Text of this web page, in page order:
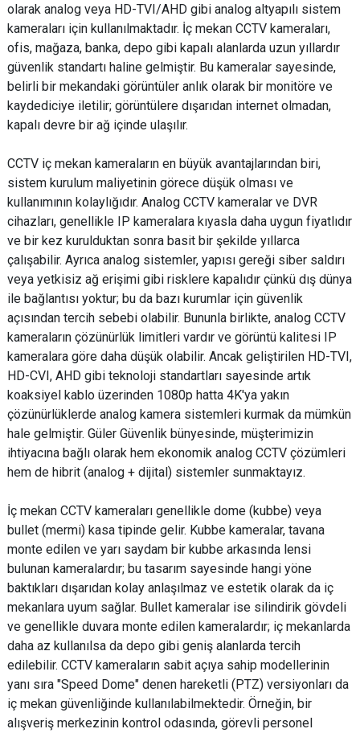
olarak analog veya HD-TVI/AHD gibi analog altyapılı sistem
kameraları için kullanılmaktadır. İç mekan CCTV kameraları,
ofis, mağaza, banka, depo gibi kapalı alanlarda uzun yıllardır
güvenlik standartı haline gelmiştir. Bu kameralar sayesinde,
belirli bir mekandaki görüntüler anlık olarak bir monitöre ve
kaydediciye iletilir; görüntülere dışarıdan internet olmadan,
kapalı devre bir ağ içinde ulaşılır.
CCTV iç mekan kameraların en büyük avantajlarından biri,
sistem kurulum maliyetinin görece düşük olması ve
kullanımının kolaylığıdır. Analog CCTV kameralar ve DVR
cihazları, genellikle IP kameralara kıyasla daha uygun fiyatlıdır
ve bir kez kurulduktan sonra basit bir şekilde yıllarca
çalışabilir. Ayrıca analog sistemler, yapısı gereği siber saldırı
veya yetkisiz ağ erişimi gibi risklere kapalıdır çünkü dış dünya
ile bağlantısı yoktur; bu da bazı kurumlar için güvenlik
açısından tercih sebebi olabilir. Bununla birlikte, analog CCTV
kameraların çözünürlük limitleri vardır ve görüntü kalitesi IP
kameralara göre daha düşük olabilir. Ancak geliştirilen HD-TVI,
HD-CVI, AHD gibi teknoloji standartları sayesinde artık
koaksiyel kablo üzerinden 1080p hatta 4K'ya yakın
çözünürlüklerde analog kamera sistemleri kurmak da mümkün
hale gelmiştir. Güler Güvenlik bünyesinde, müşterimizin
ihtiyacına bağlı olarak hem ekonomik analog CCTV çözümleri
hem de hibrit (analog + dijital) sistemler sunmaktayız.
İç mekan CCTV kameraları genellikle dome (kubbe) veya
bullet (mermi) kasa tipinde gelir. Kubbe kameralar, tavana
monte edilen ve yarı saydam bir kubbe arkasında lensi
bulunan kameralardır; bu tasarım sayesinde hangi yöne
baktıkları dışarıdan kolay anlaşılmaz ve estetik olarak da iç
mekanlara uyum sağlar. Bullet kameralar ise silindirik gövdeli
ve genellikle duvara monte edilen kameralardır; iç mekanlarda
daha az kullanılsa da depo gibi geniş alanlarda tercih
edilebilir. CCTV kameraların sabit açıya sahip modellerinin
yanı sıra "Speed Dome" denen hareketli (PTZ) versiyonları da
iç mekan güvenliğinde kullanılabilmektedir. Örneğin, bir
alışveriş merkezinin kontrol odasında, görevli personel